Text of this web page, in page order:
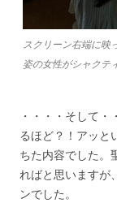
スクリーン右端に映
姿の女性がシャクテ
・・・・そして
るほど？！アッと
ちた内容でした。
ればと思いますが
ンでした。